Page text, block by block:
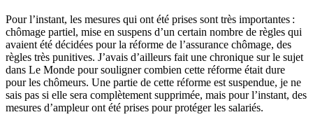
Pour l’instant, les mesures qui ont été prises sont très importantes :
chômage partiel, mise en suspens d’un certain nombre de règles qui
avaient été décidées pour la réforme de l’assurance chômage, des
règles très punitives. J’avais d’ailleurs fait une chronique sur le sujet
dans Le Monde pour souligner combien cette réforme était dure
pour les chômeurs. Une partie de cette réforme est suspendue, je ne
sais pas si elle sera complètement supprimée, mais pour l’instant, des
mesures d’ampleur ont été prises pour protéger les salariés.